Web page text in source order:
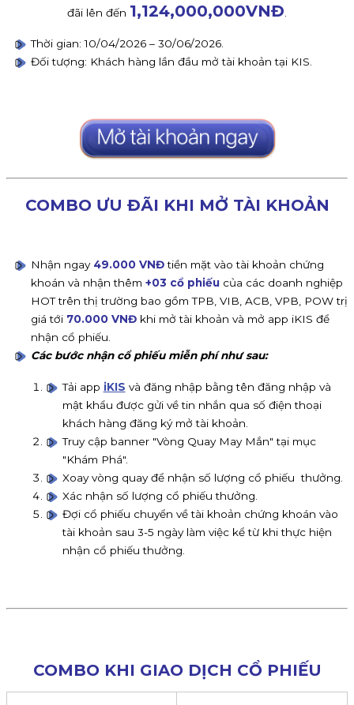
đãi lên đến 1,124,000,000VNĐ
Thời gian: 10/04/2026 – 30/06/2026.
Đối tượng: Khách hàng lần đầu mở tài khoản tại KIS.
COMBO ƯU ĐÃI KHI MỞ TÀI KHOẢN
Nhận ngay 49.000 VNĐtiền mặt vào tài khoản chứng
khoán và nhận thêm +03 cổ phiếucủa các doanh nghiệp
HOT trên thị trường bao gồm TPB, VIB, ACB, VPB, POWtrị
giá tới 70.000 VNĐkhi mở tài khoản và mở app iKIS để
nhận cổ phiếu.
Các bước nhận cổ phiếu miễn phí như sau:
Tải app iKIS và đăng nhập bằng tên đăng nhập và
mật khẩu được gửi về tin nhắn qua số điện thoại
khách hàng đăng ký mở tài khoản.
Truy cập banner "Vòng Quay May Mắn" tại mục
"Khám Phá".
Xoay vòng quay để nhận số lượng cổ phiếu thưởng.
Xác nhận số lượng cổ phiếu thưởng.
Đợi cổ phiếu chuyển về tài khoản chứng khoán vào
tài khoản sau 3-5 ngày làm việc kể từ khi thực hiện
nhận cổ phiếu thưởng.
COMBO KHI GIAO DỊCH CỔ PHIẾU